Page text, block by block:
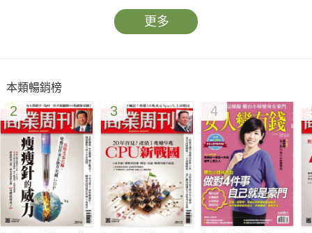
國界與階級的「搭橋者」
專訪》交出首艘無人船 台船董座拚明年轉虧為盈
更多
本類暢銷榜
2 3 4